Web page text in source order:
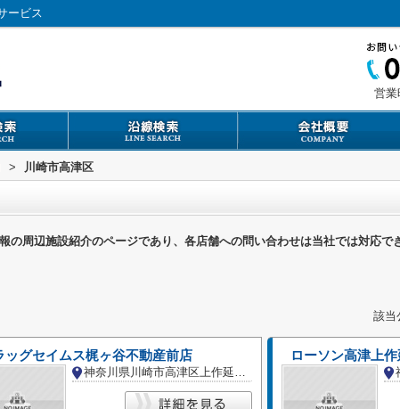
ービス
営業
> 川崎市高津区
の周辺施設紹介のページであり、各店舗への問い合わせは当社では対応で
該当
ッグセイムス梶ヶ谷不動産前店
神奈川県川崎市高津区上作延５丁目
ローソン高津上